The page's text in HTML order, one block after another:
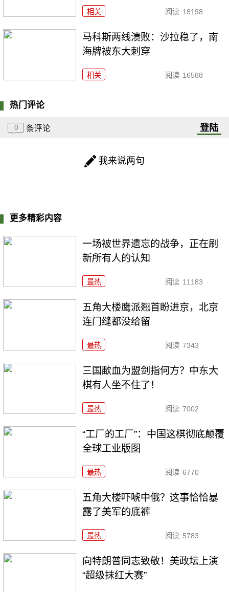
相关 阅读 18198
马科斯两线溃败：沙拉稳了，南
海牌被东大刺穿
相关 阅读 16588
热门评论
0 条评论 登陆
我来说两句
更多精彩内容
一场被世界遗忘的战争，正在刷
新所有人的认知
最热 阅读 11183
五角大楼鹰派翘首盼进京，北京
连门缝都没给留
最热 阅读 7343
三国歃血为盟剑指何方？中东大
棋有人坐不住了！
最热 阅读 7002
“工厂的工厂”：中国这棋彻底颠覆
全球工业版图
最热 阅读 6770
五角大楼吓唬中俄？这事恰恰暴
露了美军的底裤
最热 阅读 5783
向特朗普同志致敬！美政坛上演
“超级抹红大赛”